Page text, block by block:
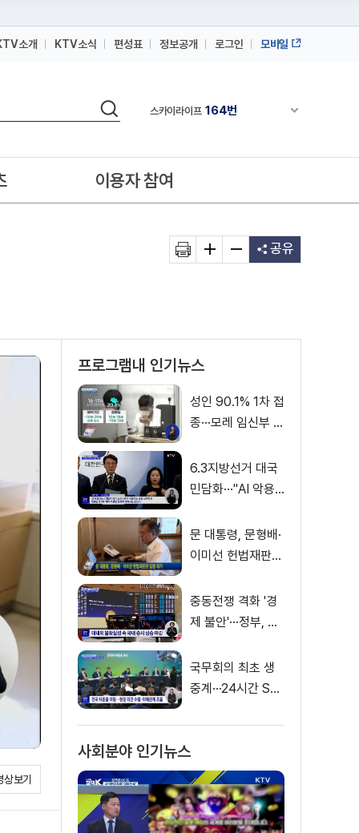
소개 KTV소식 편성표 정보공개 로그인 모바일
검색 채널안내 펼쳐
IPTV(KT, SKB, LGU+)
IPTV(KT, SKB, LGU+)
이용자 참여
공유
보기
프로그램내 인기뉴스
성인 90.1% 1차 접
종···모레 임신부 사
6.3지방선거 대국
민담화···"AI 악용
문 대통령, 문형배·
이미선 헌법재판관
중동전쟁 격화 '경
제 불안'···정부, 금
소화
국무회의 최초 생
중계···24시간 SN
사회분야 인기뉴스